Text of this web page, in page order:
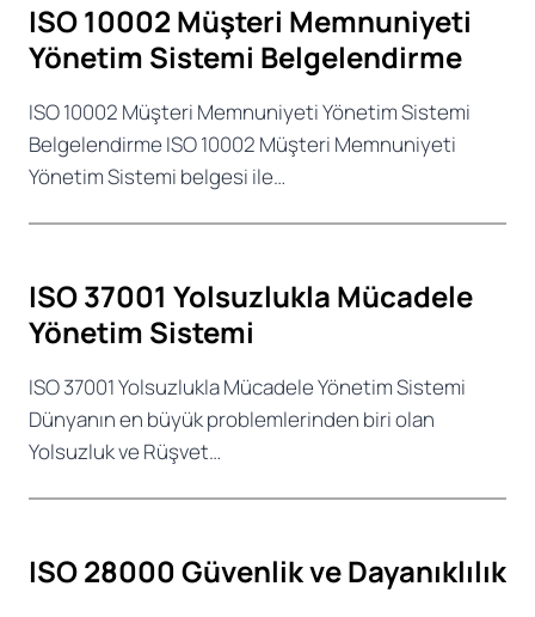
ISO 10002 Müşteri Memnuniyeti
Yönetim Sistemi Belgelendirme
ISO 10002 Müşteri Memnuniyeti Yönetim Sistemi
Belgelendirme ISO 10002 Müşteri Memnuniyeti
Yönetim Sistemi belgesi ile…
ISO 37001 Yolsuzlukla Mücadele
Yönetim Sistemi
ISO 37001 Yolsuzlukla Mücadele Yönetim Sistemi
Dünyanın en büyük problemlerinden biri olan
Yolsuzluk ve Rüşvet…
ISO 28000 Güvenlik ve Dayanıklılık